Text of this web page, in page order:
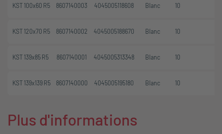
KST 100x60 R5 8607140003 4045005118608 Blanc 10
KST 120x70 R5 8607140002 4045005188670 Blanc 10
KST 139x85 R5 8607140001 4045005313348 Blanc 10
KST 139x139 R5 8607140000 4045005195180 Blanc 10
Plus d'informations